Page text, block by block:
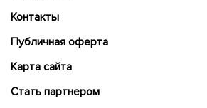
Контакты
Публичная оферта
Карта сайта
Cтать партнером